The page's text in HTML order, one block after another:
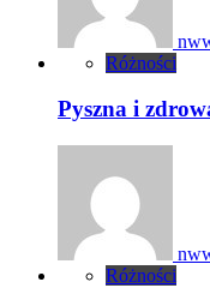
Różności
Pyszna i
Różności